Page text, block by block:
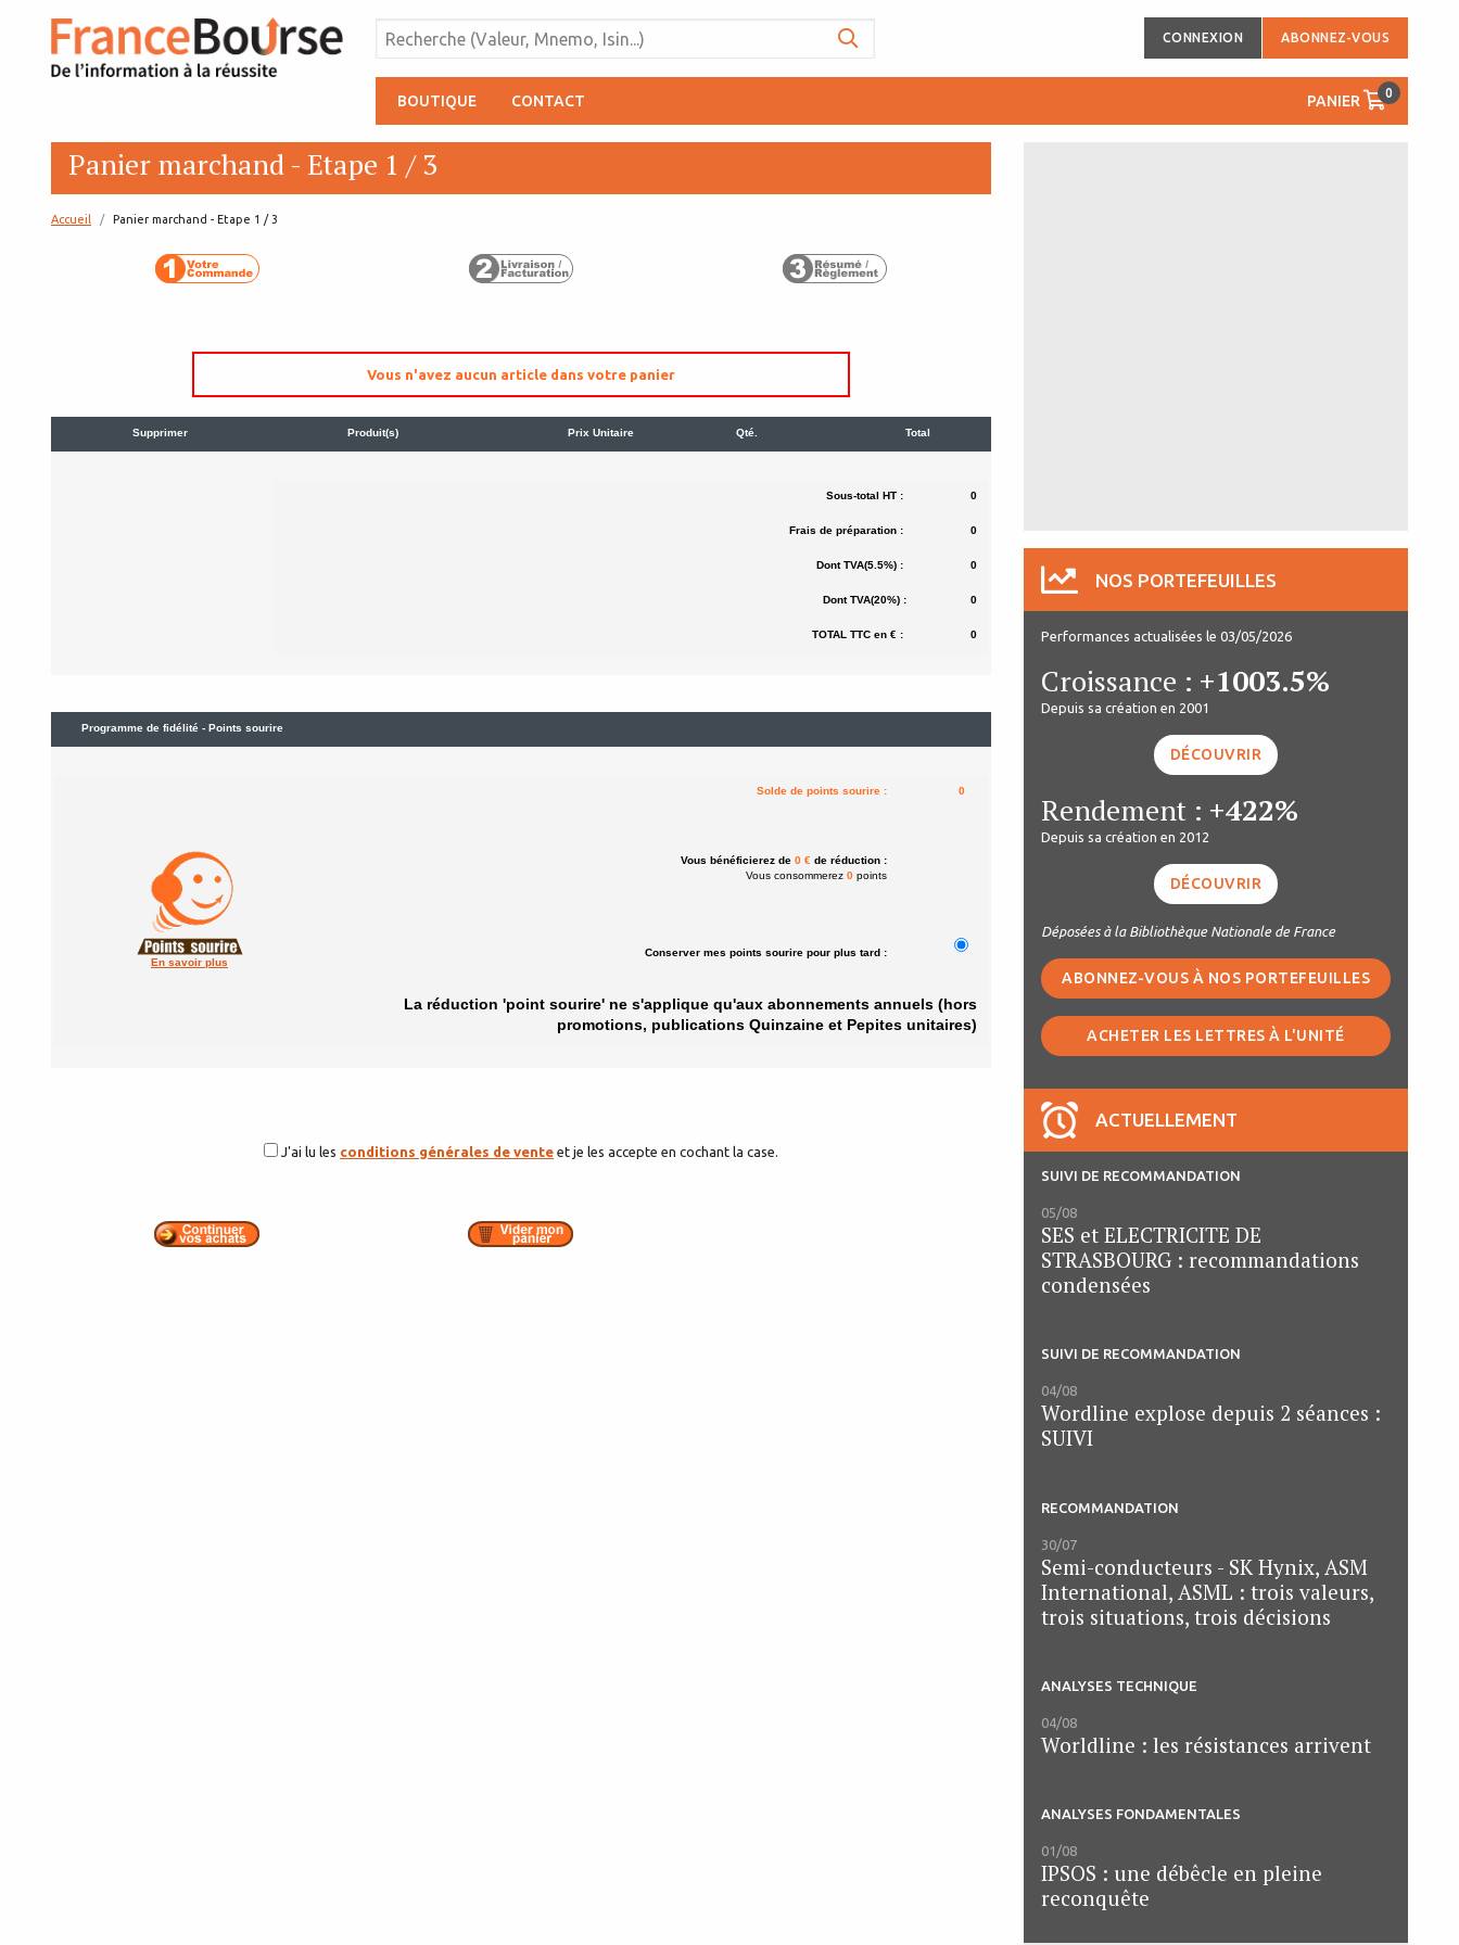
CONNEXION ABONNEZ-VOUS
BOUTIQUE CONTACT PANIER 0
Panier marchand - Etape 1 / 3
Accueil page:
Panier marchand - Etape 1 / 3
Vous n'avez aucun article dans votre panier
Supprimer Produit(s) Prix Unitaire Qté. Total
Sous-total HT : 0
Frais de préparation : 0
Dont TVA(5.5%) : 0
Dont TVA(20%) : 0
TOTAL TTC en € : 0
Programme de fidélité - Points sourire
En savoir plus
Solde de points sourire : 0
Vous bénéficierez de 0 € de réduction :
Vous consommerez 0 points
Conserver mes points sourire pour plus tard :
La réduction 'point sourire' ne s'applique qu'aux abonnements annuels (hors
promotions, publications Quinzaine et Pepites unitaires)
J'ai lu les conditions générales de vente et je les accepte en cochant la case.
NOS PORTEFEUILLES
Performances actualisées le 03/05/2026
Croissance : +1003.5%
Depuis sa création en 2001
DÉCOUVRIR
Rendement : +422%
Depuis sa création en 2012
DÉCOUVRIR
Déposées à la Bibliothèque Nationale de France
ABONNEZ-VOUS À NOS PORTEFEUILLES
ACHETER LES LETTRES À L'UNITÉ
ACTUELLEMENT
SUIVI DE RECOMMANDATION
05/08
SES et ELECTRICITE DE
STRASBOURG : recommandations
condensées
SUIVI DE RECOMMANDATION
04/08
Wordline explose depuis 2 séances :
SUIVI
RECOMMANDATION
30/07
Semi-conducteurs - SK Hynix, ASM
International, ASML : trois valeurs,
trois situations, trois décisions
ANALYSES TECHNIQUE
04/08
Worldline : les résistances arrivent
ANALYSES FONDAMENTALES
01/08
IPSOS : une débêcle en pleine
reconquête